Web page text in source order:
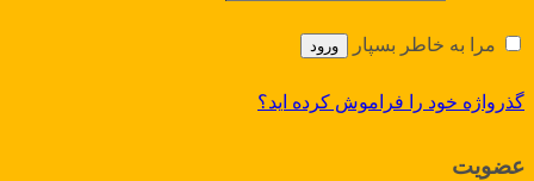
مرا به خاطر بسپار ورود
گذرواژه خود را فراموش کرده اید؟
عضویت